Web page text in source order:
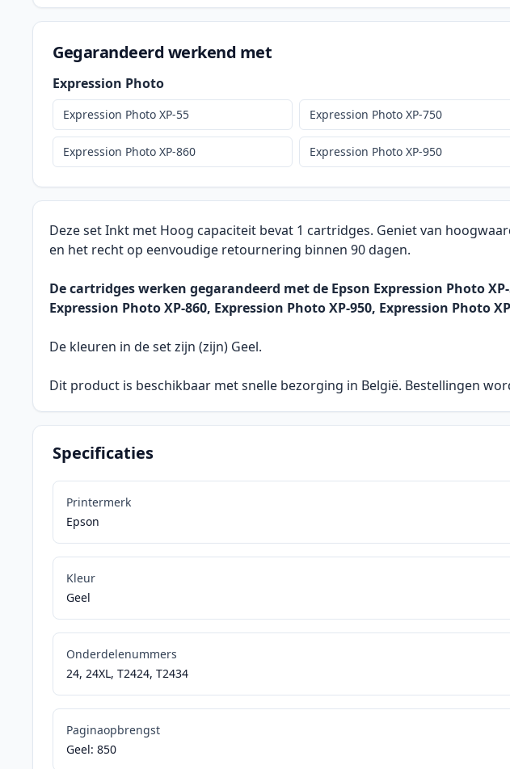
Deze set Inkt met Hoog capaciteit bevat 1 cartridges. Geniet van
en het recht op eenvoudige retournering binnen 90 dagen.
De cartridges werken gegarandeerd met de Epson Expression Photo
Expression Photo XP-860, Expression Photo XP-950, Expression Photo
De kleuren in de set zijn (zijn) Geel.
Dit product is beschikbaar met snelle bezorging in België. Bestellingen
Specificaties
Printermerk
Epson
Kleur
Geel
Onderdelenummers
24, 24XL, T2424, T2434
Paginaopbrengst
Geel: 850
Gegarandeerd werkend met
Expression Photo
Expression Photo XP-55 Expression Photo XP-750
Expression Photo XP-860 Expression Photo XP-950